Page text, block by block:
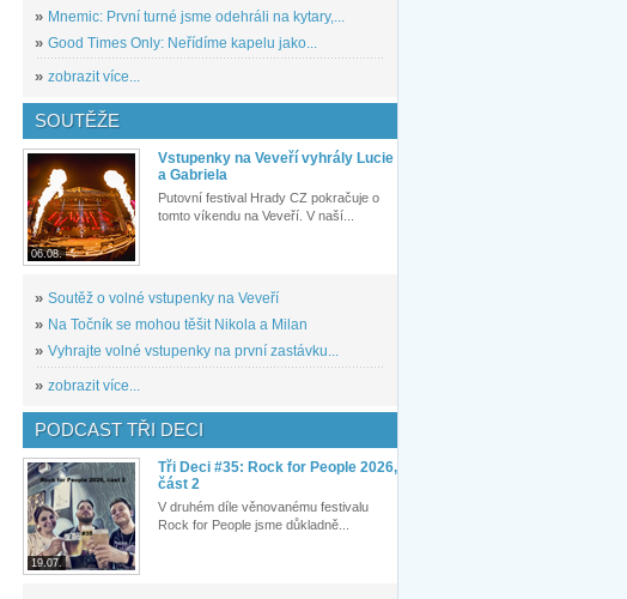
» Mnemic: První turné jsme odehráli na kytary,...
» Good Times Only: Neřídíme kapelu jako...
» zobrazit více...
SOUTĚŽE
06.08.
Vstupenky na Veveří vyhrály Lucie
a Gabriela
Putovní festival Hrady CZ pokračuje o
tomto víkendu na Veveří. V naší...
» Soutěž o volné vstupenky na Veveří
» Na Točník se mohou těšit Nikola a Milan
» Vyhrajte volné vstupenky na první zastávku...
» zobrazit více...
PODCAST TŘI DECI
19.07.
Tři Deci #35: Rock for People 2026,
část 2
V druhém díle věnovanému festivalu
Rock for People jsme důkladně...